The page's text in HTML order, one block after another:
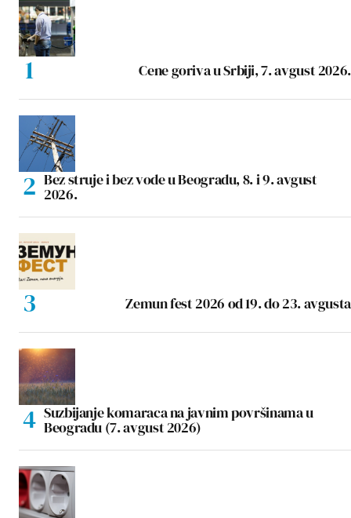
Cene goriva u Srbiji, 7. avgust 2026.
Bez struje i bez vode u Beogradu, 8. i 9. avgust
2026.
Zemun fest 2026 od 19. do 23. avgusta
Suzbijanje komaraca na javnim površinama u
Beogradu (7. avgust 2026)